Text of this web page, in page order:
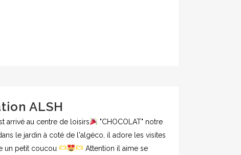
ALSH
arrivé au centre de loisirs
"CHOCOLAT" notre
le jardin à coté de l'algéco, il adore les visites
un petit coucou
Attention il aime se